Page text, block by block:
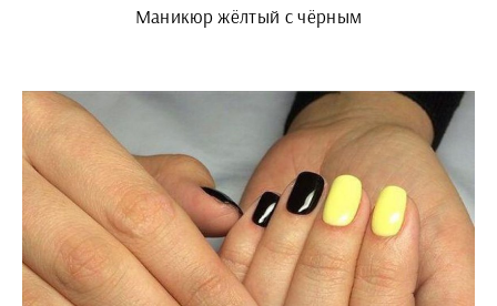
Маникюр жёлтый с чёрным